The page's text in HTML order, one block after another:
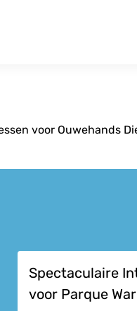
voor Ouwehands
Spectaculaire
voor Parque